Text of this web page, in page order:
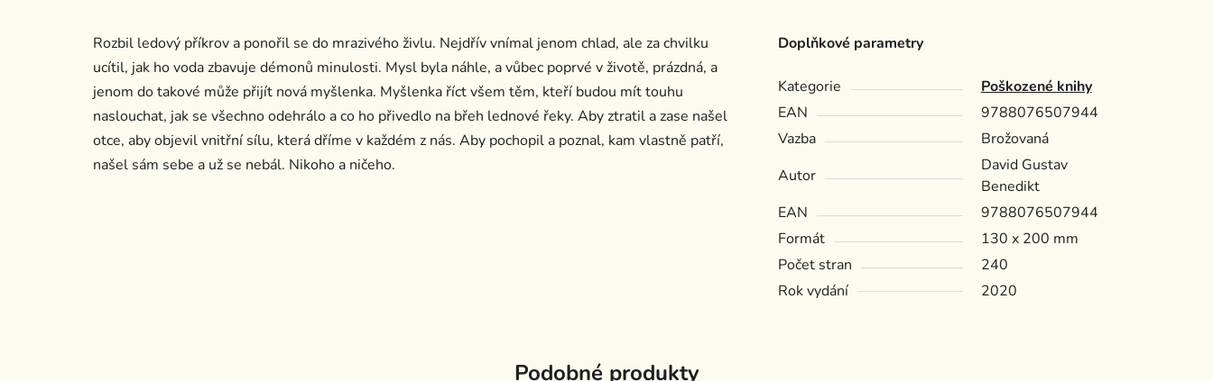
Rozbil ledový příkrov a ponořil se do mrazivého živlu. Nejdřív vnímal jenom chlad, ale za chvilku
ucítil, jak ho voda zbavuje démonů minulosti. Mysl byla náhle, a vůbec poprvé v životě, prázdná, a
jenom do takové může přijít nová myšlenka. Myšlenka říct všem těm, kteří budou mít touhu
naslouchat, jak se všechno odehrálo a co ho přivedlo na břeh lednové řeky. Aby ztratil a zase našel
otce, aby objevil vnitřní sílu, která dříme v každém z nás. Aby pochopil a poznal, kam vlastně patří,
našel sám sebe a už se nebál. Nikoho a ničeho.
Doplňkové parametry
Kategorie
Poškozené knihy
EAN
9788076507944
Vazba
Brožovaná
Autor
David Gustav
Benedikt
EAN
9788076507944
Formát
130 x 200 mm
Počet stran
240
Rok vydání
2020
Podobné produkty